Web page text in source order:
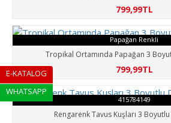
799,99TL
Papağan Renkli
Tropikal Ortamında Papağan 3
799,99TL
415784149
Rengarenk Tavus Kuşları 3 Boyutlu
E-KATALOG
WHATSAPP